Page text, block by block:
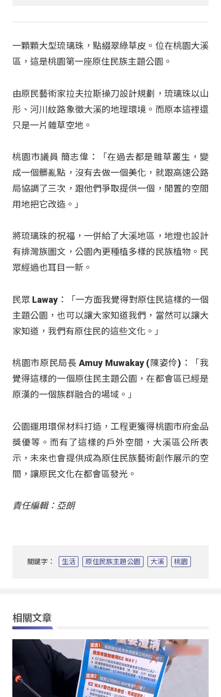
一顆顆大型琉璃珠，點綴翠綠草皮。位在桃園大溪
區，這是桃園第一座原住民族主題公園。
由原民藝術家拉夫拉斯操刀設計規劃，琉璃珠以山
形、河川紋路象徵大溪的地理環境。而原本這裡還
只是一片雜草空地。
桃園市議員 簡志偉：「在過去都是雜草叢生，變
成一個髒亂點，沒有去做一個美化，就跟高速公路
局協調了三次，跟他們爭取提供一個，閒置的空間
用地把它改造。」
將琉璃珠的祝福，一併給了大溪地區，地燈也設計
有排灣族圖文，公園內更種植多樣的民族植物。民
眾經過也耳目一新。
民眾 Laway：「一方面我覺得對原住民這樣的一個
主題公園，也可以讓大家知道我們，當然可以讓大
家知道，我們有原住民的這些文化。」
桃園市原民局長 Amuy Muwakay (陳姿伶)：「我
覺得這樣的一個原住民主題公園，在都會區已經是
原漢的一個族群融合的場域。」
公園運用環保材料打造，工程更獲得桃園市府金品
獎優等。而有了這樣的戶外空間，大溪區公所表
示，未來也會提供成為原住民族藝術創作展示的空
間，讓原民文化在都會區發光。
責任編輯：亞朗
關鍵字： 生活 原住民族主題公園 大溪 桃園
相關文章